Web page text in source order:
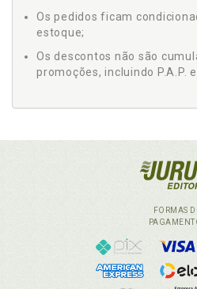
Os pedidos ficam
estoque;
Os descontos não são
promoções, incluindo P.A.P. e
FORMAS